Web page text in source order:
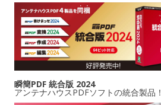
瞬簡PDF 統合版 2024
アンテナハウスPDFソフトの統合製品！